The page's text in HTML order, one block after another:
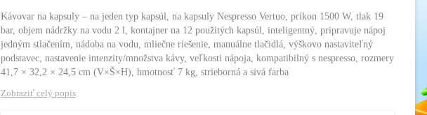
Kávovar na kapsuly – na jeden typ kapsúl, na kapsuly Nespresso Vertuo, príkon 1500 W, tlak 19
bar, objem nádržky na vodu 2 l, kontajner na 12 použitých kapsúl, inteligentný, pripravuje nápoj
jedným stlačením, nádoba na vodu, mliečne riešenie, manuálne tlačidlá, výškovo nastaviteľný
podstavec, nastavenie intenzity/množstva kávy, veľkosti nápoja, kompatibilný s nespresso, rozmery
41,7 × 32,2 × 24,5 cm (V×Š×H), hmotnosť 7 kg, strieborná a sivá farba
Zobraziť celý popis